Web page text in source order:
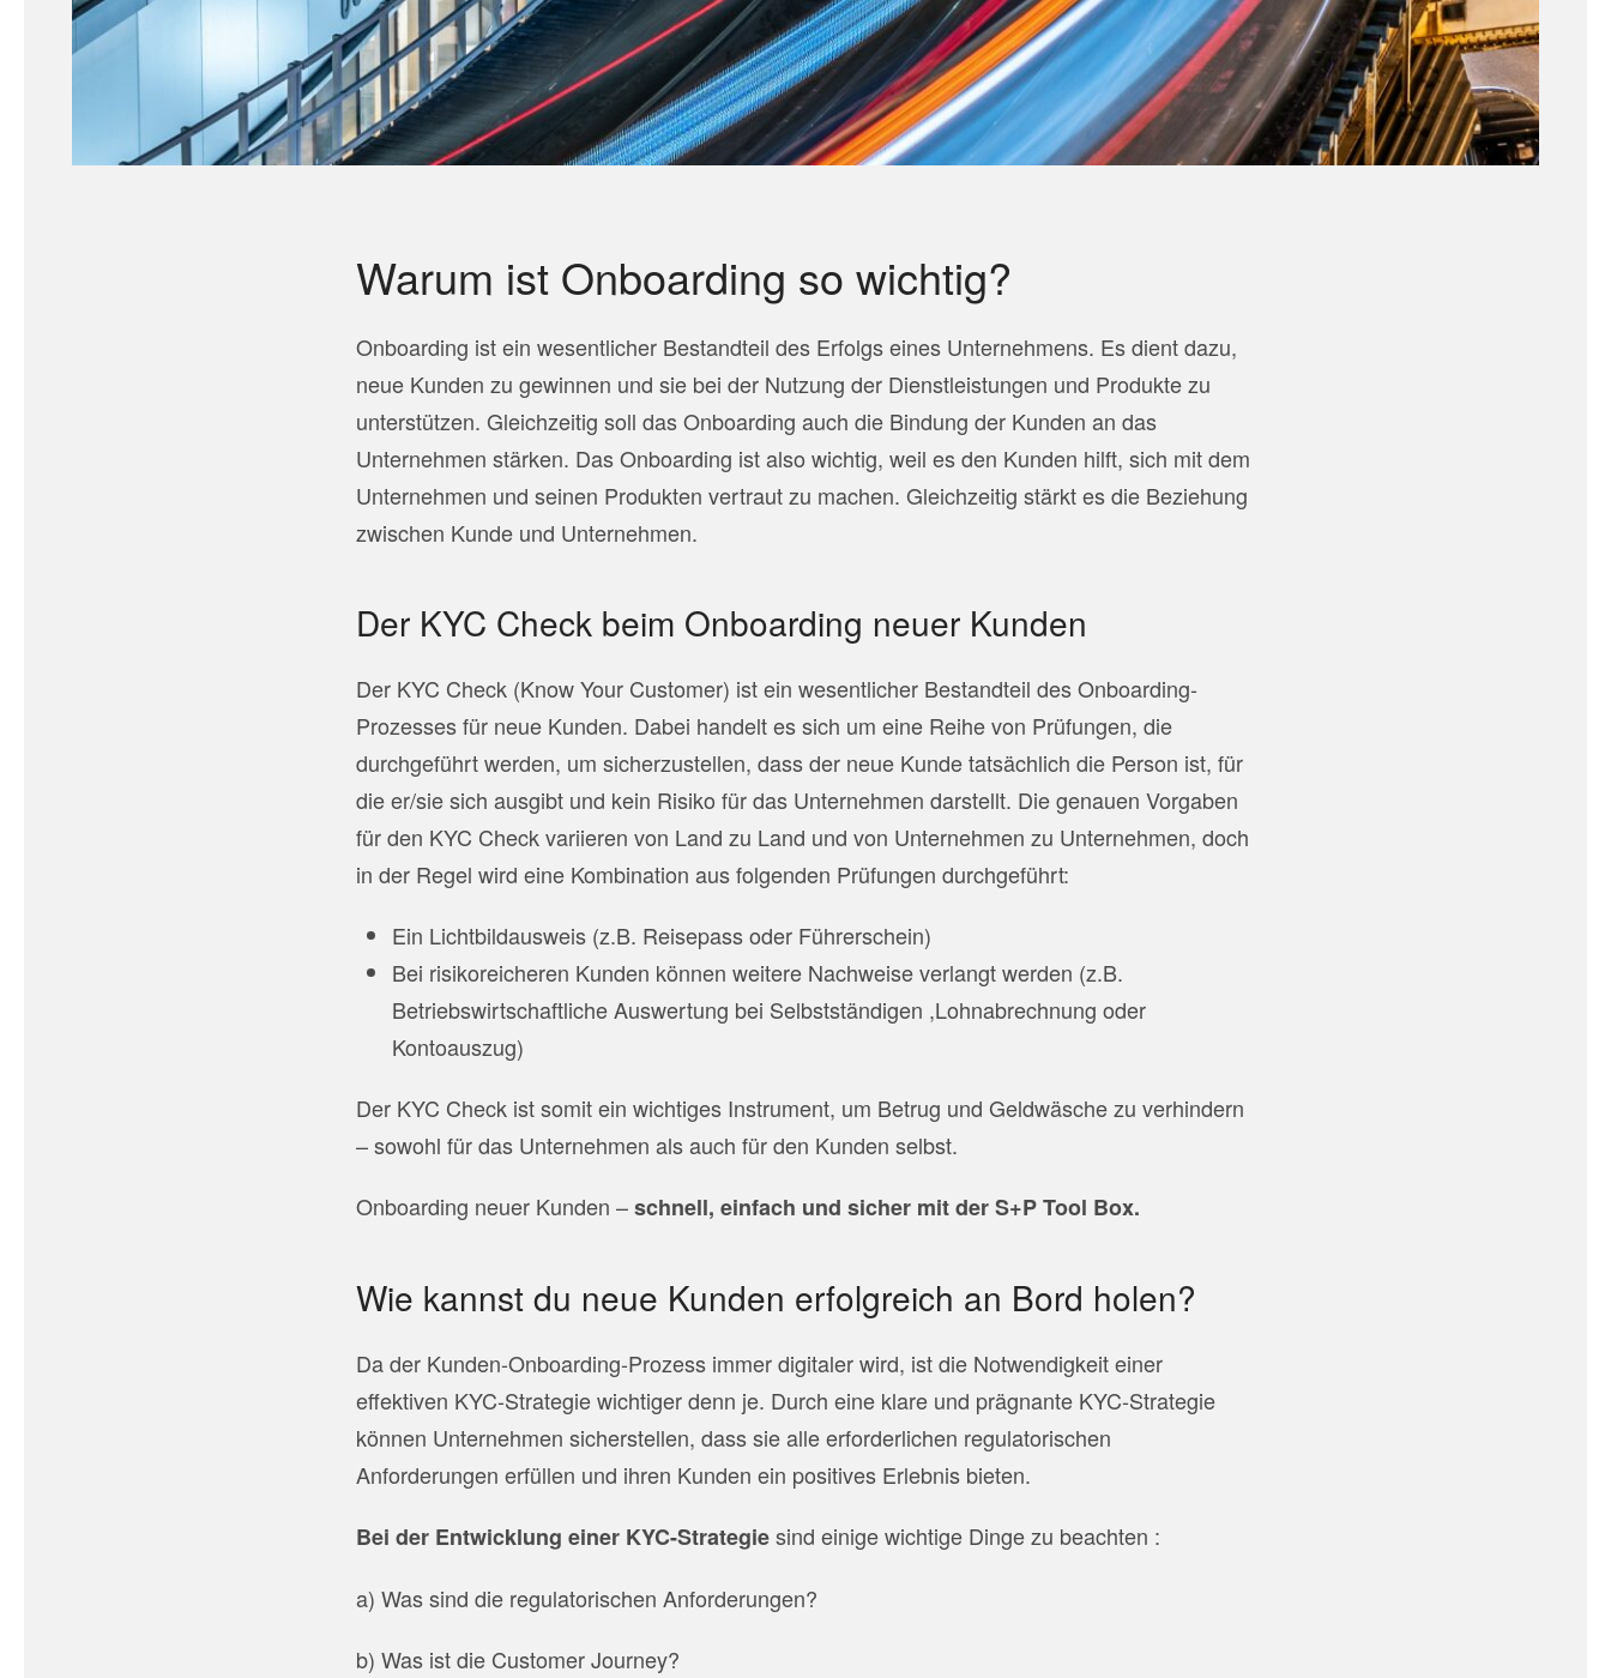
Warum ist Onboarding so wichtig?
Onboarding ist ein wesentlicher Bestandteil des Erfolgs eines Unternehmens. Es dient dazu,
neue Kunden zu gewinnen und sie bei der Nutzung der Dienstleistungen und Produkte zu
unterstützen. Gleichzeitig soll das Onboarding auch die Bindung der Kunden an das
Unternehmen stärken. Das Onboarding ist also wichtig, weil es den Kunden hilft, sich mit dem
Unternehmen und seinen Produkten vertraut zu machen. Gleichzeitig stärkt es die Beziehung
zwischen Kunde und Unternehmen.
Der KYC Check beim Onboarding neuer Kunden
Der KYC Check (Know Your Customer) ist ein wesentlicher Bestandteil des Onboarding-
Prozesses für neue Kunden. Dabei handelt es sich um eine Reihe von Prüfungen, die
durchgeführt werden, um sicherzustellen, dass der neue Kunde tatsächlich die Person ist, für
die er/sie sich ausgibt und kein Risiko für das Unternehmen darstellt. Die genauen Vorgaben
für den KYC Check variieren von Land zu Land und von Unternehmen zu Unternehmen, doch
in der Regel wird eine Kombination aus folgenden Prüfungen durchgeführt:
Ein Lichtbildausweis (z.B. Reisepass oder Führerschein)
Bei risikoreicheren Kunden können weitere Nachweise verlangt werden (z.B.
Betriebswirtschaftliche Auswertung bei Selbstständigen ,Lohnabrechnung oder
Kontoauszug)
Der KYC Check ist somit ein wichtiges Instrument, um Betrug und Geldwäsche zu verhindern
– sowohl für das Unternehmen als auch für den Kunden selbst.
Onboarding neuer Kunden –schnell, einfach und sicher mit der S+P Tool Box.
Wie kannst du neue Kunden erfolgreich an Bord holen?
Da der Kunden-Onboarding-Prozess immer digitaler wird, ist die Notwendigkeit einer
effektiven KYC-Strategie wichtiger denn je. Durch eine klare und prägnante KYC-Strategie
können Unternehmen sicherstellen, dass sie alle erforderlichen regulatorischen
Anforderungen erfüllen und ihren Kunden ein positives Erlebnis bieten.
Bei der Entwicklung einer KYC-Strategiesind einige wichtige Dinge zu beachten :
a) Was sind die regulatorischen Anforderungen?
b) Was ist die Customer Journey?